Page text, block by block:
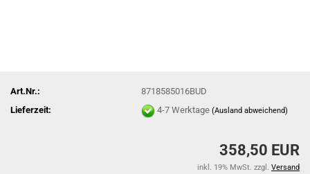
Art.Nr.:
8718585016BUD
Lieferzeit:
4-7 Werktage(Ausland abweichend)
358,50 EUR
inkl. 19% MwSt. zzgl. Versand